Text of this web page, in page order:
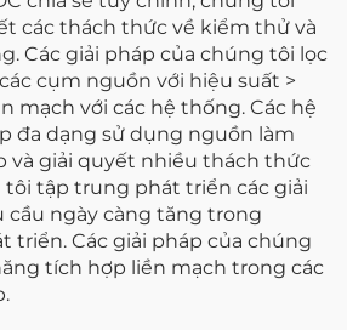
các thách thức về kiểm thử và
Các giải pháp của chúng tôi lọc
cụm nguồn với hiệu suất >
mạch với các hệ thống. Các hệ
đa dạng sử dụng nguồn làm
và giải quyết nhiều thách thức
tôi tập trung phát triển các giải
cầu ngày càng tăng trong
triển. Các giải pháp của chúng
tích hợp liền mạch trong các